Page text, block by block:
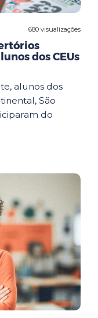
680 visualizações
dos CEUs
alunos dos
São
do